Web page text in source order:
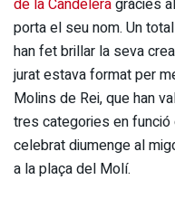
porta el seu nom. Un
han fet brillar la seva
jurat estava format per
Molins de Rei, que han
tres categories en funció
celebrat diumenge al
a la plaça del Molí.